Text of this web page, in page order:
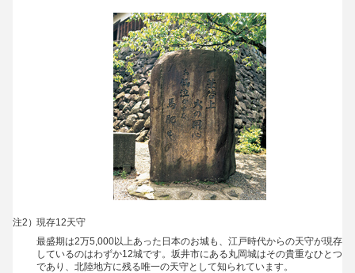
注2）現存12天守
最盛期は2万5,000以上あった日本のお城も、江戸時代からの天守が現存
しているのはわずか12城です。坂井市にある丸岡城はその貴重なひとつ
であり、北陸地方に残る唯一の天守として知られています。